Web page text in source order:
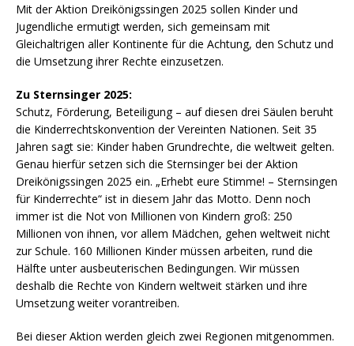
Mit der Aktion Dreikönigssingen 2025 sollen Kinder und
Jugendliche ermutigt werden, sich gemeinsam mit
Gleichaltrigen aller Kontinente für die Achtung, den Schutz und
die Umsetzung ihrer Rechte einzusetzen.
Zu Sternsinger 2025:
Schutz, Förderung, Beteiligung – auf diesen drei Säulen beruht
die Kinderrechtskonvention der Vereinten Nationen. Seit 35
Jahren sagt sie: Kinder haben Grundrechte, die weltweit gelten.
Genau hierfür setzen sich die Sternsinger bei der Aktion
Dreikönigssingen 2025 ein. „Erhebt eure Stimme! – Sternsingen
für Kinderrechte“ ist in diesem Jahr das Motto. Denn noch
immer ist die Not von Millionen von Kindern groß: 250
Millionen von ihnen, vor allem Mädchen, gehen weltweit nicht
zur Schule. 160 Millionen Kinder müssen arbeiten, rund die
Hälfte unter ausbeuterischen Bedingungen. Wir müssen
deshalb die Rechte von Kindern weltweit stärken und ihre
Umsetzung weiter vorantreiben.
Bei dieser Aktion werden gleich zwei Regionen mitgenommen.